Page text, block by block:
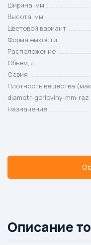
Ширина, мм
Высота, мм
Цветовой вариант
Форма емкости
Расположение
Объем, л
Серия
Плотность вещества
diametr-gorloviny-mm-raz
Назначение
Описание